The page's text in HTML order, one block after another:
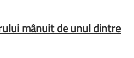
mânuit de unul dintre